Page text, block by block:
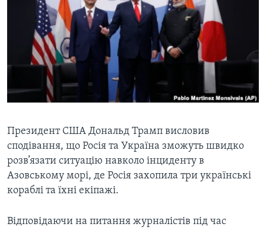
СУСПІЛЬСТВО
ЕКОНОМІКА
ІСТОРІЇ УСПІХУ УКРАЇНЦІВ
ТЕЛЕПРОГРАМИ
ЧАС-TIME
БРИФІНГ ГОЛОСУ АМЕРИКИ
СТУДІЯ ВАШИНГТОН
ПРАЙМ-ТАЙМ
ПОГЛЯД З ВАШИНГТОНА
ENGLISH
Learning English
Мови
Президент США Дональд Трамп висловив
сподівання, що Росія та Україна зможуть швидко
розв’язати ситуацію навколо інциденту в
Азовському морі, де Росія захопила три українські
кораблі та їхні екіпажі.
Відповідаючи на питання журналістів під час